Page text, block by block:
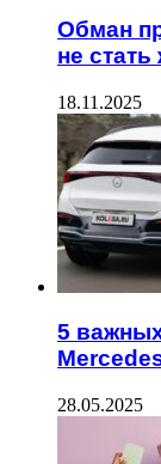
Обман
не
18.11.2025
5
28.05.2025